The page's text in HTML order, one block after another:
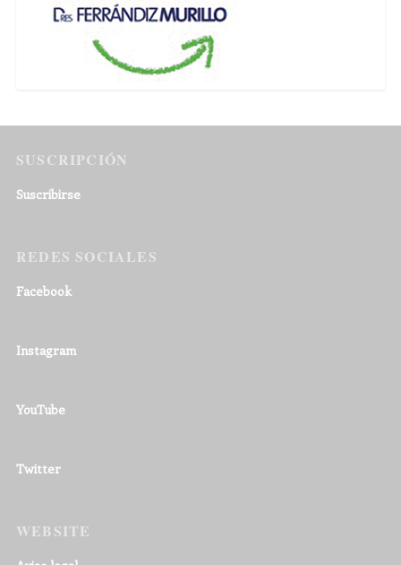
SUSCRIPCIÓN
Suscribirse
REDES SOCIALES
Facebook
Instagram
YouTube
Twitter
WEBSITE